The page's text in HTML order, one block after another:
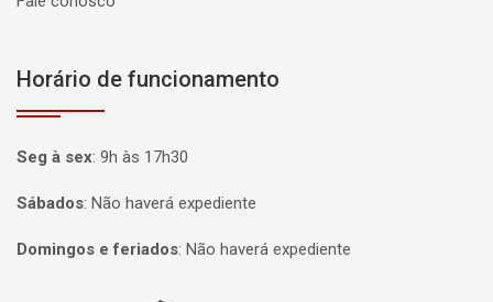
Horário de funcionamento
Seg à sex: 9h às 17h30
Sábados: Não haverá expediente
Domingos e feriados: Não haverá expediente